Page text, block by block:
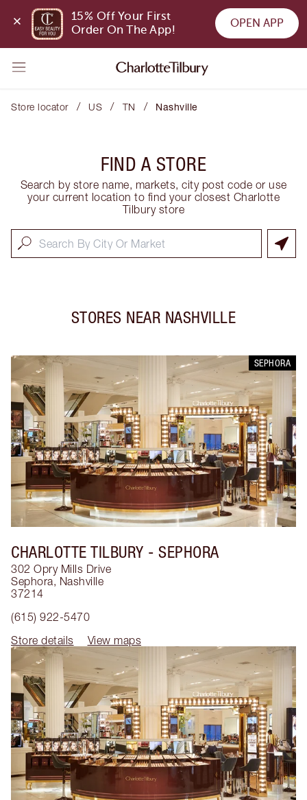
15% Off Your First
Order On The App!
OPEN APP
Store locator / US / TN / Nashville
FIND A STORE
Search by store name, markets, city post code or use
your current location to find your closest Charlotte
Tilbury store
STORES NEAR NASHVILLE
SEPHORA
CHARLOTTE TILBURY - SEPHORA
302 Opry Mills Drive
Sephora, Nashville
37214
(615) 922-5470
Store details
View maps